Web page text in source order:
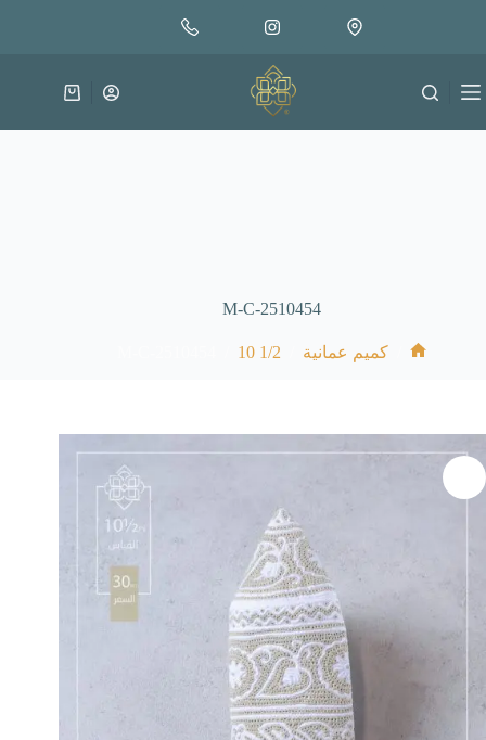
متوفر في المخزون
إضافة إلى السلة
عربة
M-C-2510454
كميم عمانية 1/2 10